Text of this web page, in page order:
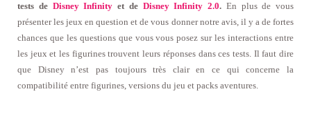
tests de Disney Infinity et de Disney Infinity 2.0. En plus de vous
présenter les jeux en question et de vous donner notre avis, il y a de fortes
chances que les questions que vous vous posez sur les interactions entre
les jeux et les figurines trouvent leurs réponses dans ces tests. Il faut dire
que Disney n’est pas toujours très clair en ce qui concerne la
compatibilité entre figurines, versions du jeu et packs aventures.